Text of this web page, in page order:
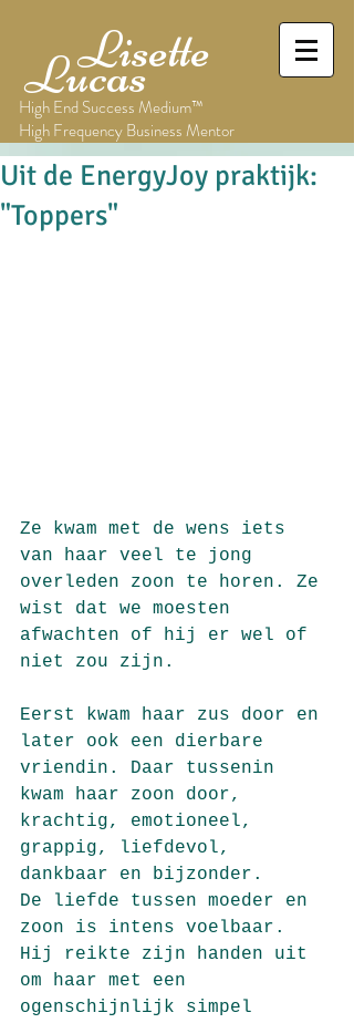
Lisette
Lucas
High End Success Medium™
High Frequency Business Mentor
Uit de EnergyJoy praktijk:
"Toppers"
Ze kwam met de wens iets
van haar veel te jong
overleden zoon te horen. Ze
wist dat we moesten
afwachten of hij er wel of
niet zou zijn.
Eerst kwam haar zus door en
later ook een dierbare
vriendin. Daar tussenin
kwam haar zoon door,
krachtig, emotioneel,
grappig, liefdevol,
dankbaar en bijzonder.
De liefde tussen moeder en
zoon is intens voelbaar.
Hij reikte zijn handen uit
om haar met een
ogenschijnlijk simpel